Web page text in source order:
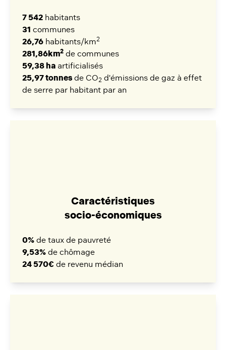
7 542 habitants
31 communes
26,76 habitants/km2
281,86km2 de communes
59,38 ha artificialisés
25,97 tonnes de CO2 d'émissions de gaz à effet
de serre par habitant par an
Caractéristiques
socio-économiques
0% de taux de pauvreté
9,53% de chômage
24 570€ de revenu médian